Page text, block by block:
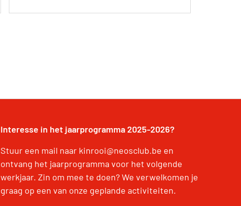
Interesse in het jaarprogramma 2025-2026?
Stuur een mail naar kinrooi@neosclub.be en
ontvang het jaarprogramma voor het volgende
werkjaar. Zin om mee te doen? We verwelkomen je
graag op een van onze geplande activiteiten.